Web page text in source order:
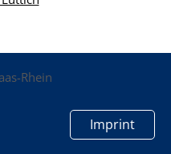
Imprint